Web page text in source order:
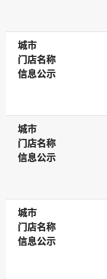
城市
城市
门店名称
门店名称
信息公示
信息公示
城市
城市
门店名称
门店名称
信息公示
信息公示
城市
城市
门店名称
门店名称
信息公示
信息公示